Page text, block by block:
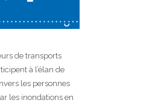
de transports
à l’élan de
les personnes
les inondations en